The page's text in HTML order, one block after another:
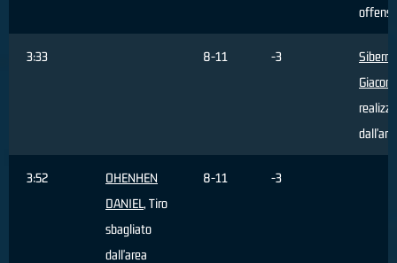
3:33 8-11 -3
Siberna
3:52
OHENHEN
DANIEL, Tiro
sbagliato
dall'area
8-11 -3